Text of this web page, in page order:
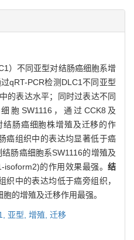
）不同亚型对结肠癌细胞系增
qRT-PCR检测DLC1不同亚型
的表达水平；同时过表达不同
胞SW1116，通过CCK8及
结肠癌细胞株增殖及迁移的作
癌组织中的表达均显著低于癌
肠癌细胞系SW1116的增殖及
的作用效果最强。 结
中的表达均低于癌旁组织，
的增殖及迁移作用最强。
亚型, 增殖, 迁移